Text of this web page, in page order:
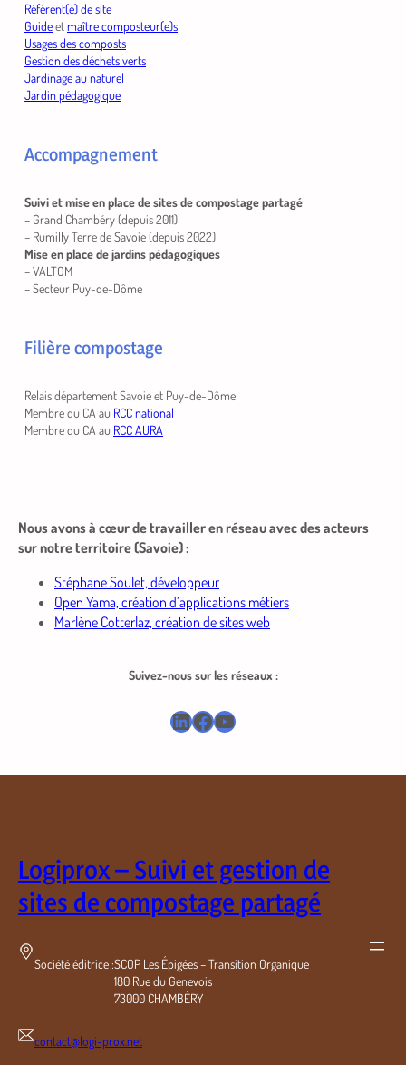
Référent(e) de site
Guideetmaître composteur(e)s
Usages des composts
Gestion des déchets verts
Jardinage au naturel
Jardin pédagogique
Accompagnement
Suivi et mise en place de sites de compostagepartagé
– Grand Chambéry (depuis 2011)
– Rumilly Terre de Savoie (depuis 2022)
Mise en place de jardins pédagogiques
– VALTOM
– Secteur Puy-de-Dôme
Filière compostage
Relais département Savoie et Puy-de-Dôme
Membre du CA au RCC national
Membre du CA au RCC AURA
Nous avons à cœur de travailler en réseau avec des acteurs
sur notre territoire (Savoie) :
Stéphane Soulet, développeur
Open Yama, création d’applications métiers
Marlène Cotterlaz, création de sites web
Suivez-nous sur les réseaux :
LinkedIn
Facebook
YouTube
Logiprox – Suivi et gestion de
sites de compostage partagé
Société éditrice :SCOP Les Épigées – Transition Organique
180 Rue du Genevois
73000 CHAMBÉRY
contact@logi-prox.net